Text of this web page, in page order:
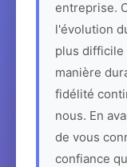
entreprise.
l'évolution
plus
manière
fidélité
nous. En
de vous
confiance